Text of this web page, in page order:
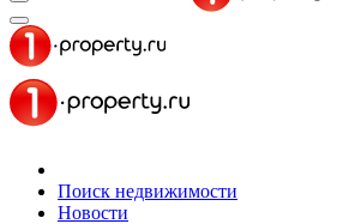
Поиск недвижимости
Новости